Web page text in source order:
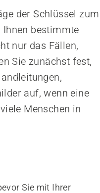
der Schlüssel zum
bestimmte
nur das Fällen,
Sie zunächst fest,
auf, wenn eine
Menschen in
Sie mit Ihrer